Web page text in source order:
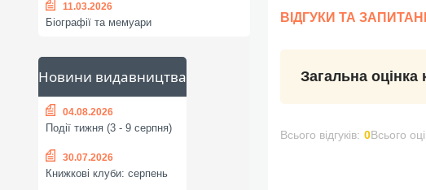
11.03.2026
Біографії та мемуари
Новини видавництва
04.08.2026
Події тижня (3 - 9 серпня)
30.07.2026
Книжкові клуби: серпень
ВІДГУКИ ТА
Загальна оцінка
Всього відгуків: 0Всього